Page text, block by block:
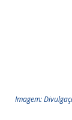
Imagem: